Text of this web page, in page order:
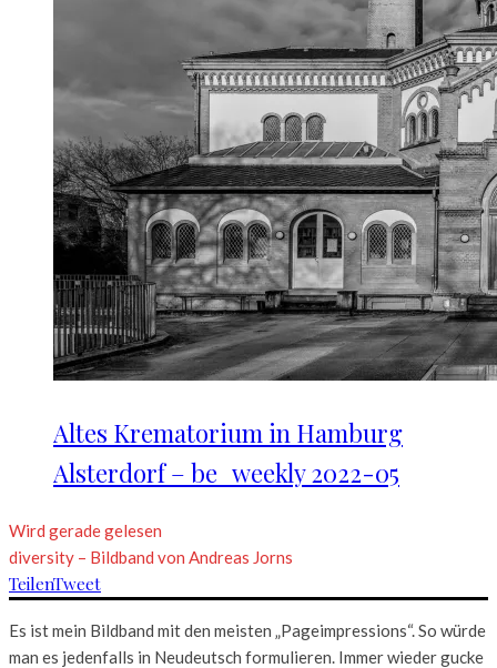
Altes Krematorium in Hamburg
Alsterdorf – be_weekly 2022-05
Wird gerade gelesen
diversity – Bildband von Andreas Jorns
TeilenTweet
Es ist mein Bildband mit den meisten „Pageimpressions“. So würde
man es jedenfalls in Neudeutsch formulieren. Immer wieder gucke